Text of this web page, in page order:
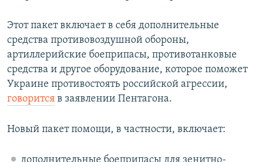
Этот пакет включает в себя дополнительные
средства противовоздушной обороны,
артиллерийские боеприпасы, противотанковые
средства и другое оборудование, которое поможет
Украине противостоять российской агрессии,
говорится в заявлении Пентагона.
Новый пакет помощи, в частности, включает: